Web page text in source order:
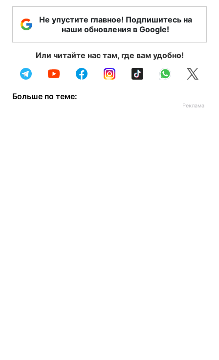
Не упустите главное! Подпишитесь на
наши обновления в Google!
Или читайте нас там, где вам удобно!
Больше по теме: